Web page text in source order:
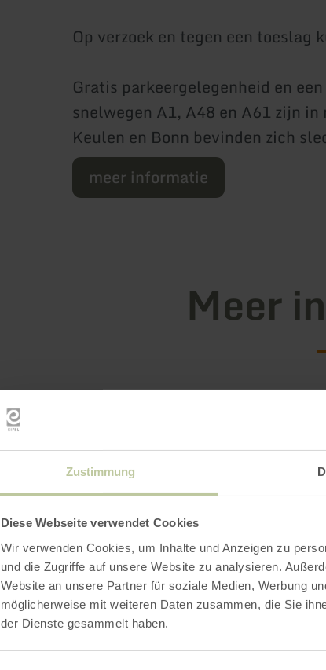
Zustimmung
Diese Webseite verwendet Cookies
Wir verwenden Cookies, um Inhalte und Anzeigen zu
und die Zugriffe auf unsere Website zu analysieren.
Website an unsere Partner für soziale Medien, Werbung
möglicherweise mit weiteren Daten zusammen, die Sie
der Dienste gesammelt haben.
Op verzoek en tegen een
Gratis parkeergelegenheid en
snelwegen A1, A48 en A61 zijn
Keulen en Bonn bevinden zich
meer informatie
Meer